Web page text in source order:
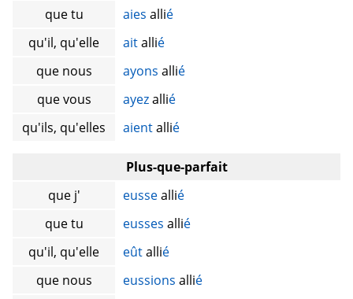
que tu
aies allié
qu'il, qu'elle
aitallié
que nous
ayons allié
que vous
ayezallié
qu'ils, qu'elles
aientallié
Plus-que-parfait
que j'
eusseallié
que tu
eusses allié
qu'il, qu'elle
eûtallié
que nous
eussions allié